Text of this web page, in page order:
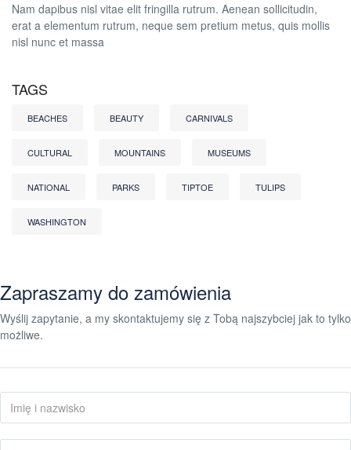
Nam dapibus nisl vitae elit fringilla rutrum. Aenean sollicitudin,
erat a elementum rutrum, neque sem pretium metus, quis mollis
nisl nunc et massa
TAGS
BEACHES BEAUTY CARNIVALS
CULTURAL MOUNTAINS MUSEUMS
NATIONAL PARKS TIPTOE TULIPS
WASHINGTON
Zapraszamy do zamówienia
Wyślij zapytanie, a my skontaktujemy się z Tobą najszybciej jak to tylko
możliwe.